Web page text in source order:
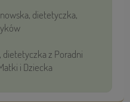
dietetyczka,
dietetyczka z Poradni
i Dziecka